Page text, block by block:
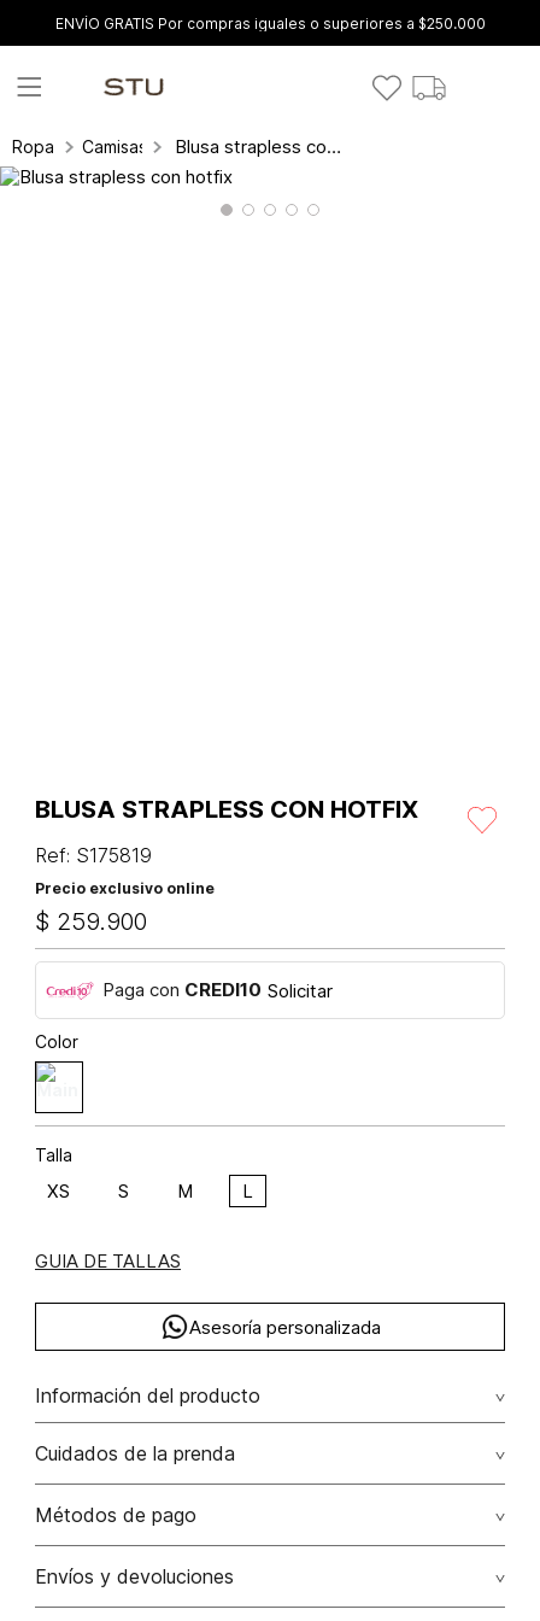
ENVÍO GRATIS Por compras iguales o superiores a $250.000
Ropa Camisas y blusas Blusa strapless con hotfix
BLUSA STRAPLESS CON HOTFIX
Ref: S175819
Precio exclusivo online
$ 259.900
Paga con CREDI10 Solicitar
Color
Talla
XS S M L
GUIA DE TALLAS
Asesoría personalizada
Información del producto
F40-familia noche de pergola rayón 90% elastano 10%
90.00% rayón/rayon10.00% elastano/elastane
Cuidados de la prenda
Lavar por separado / lavar separadamente. no remojar -
No usar lejia
Métodos de pago
Tarjetas de crédito: Visa, Dinners, Master Card y American
Envíos y devoluciones